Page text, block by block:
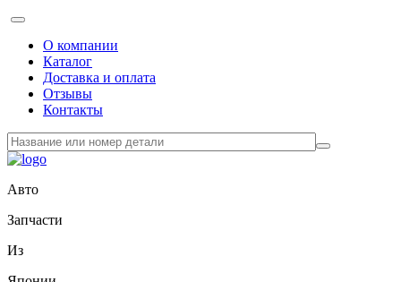
О компании
Каталог
Доставка и оплата
Отзывы
Контакты
Авто
Запчасти
Из